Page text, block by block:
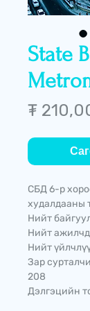
State
₮
СБД 6-р
худалдааны
Нийт
Нийт
Нийт
Зар
208
Дэлгэцийн